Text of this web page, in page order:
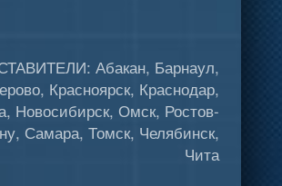
Абакан, Барнаул,
Красноярск, Краснодар,
Новосибирск, Омск, Ростов-
Самара, Томск, Челябинск,
Чита